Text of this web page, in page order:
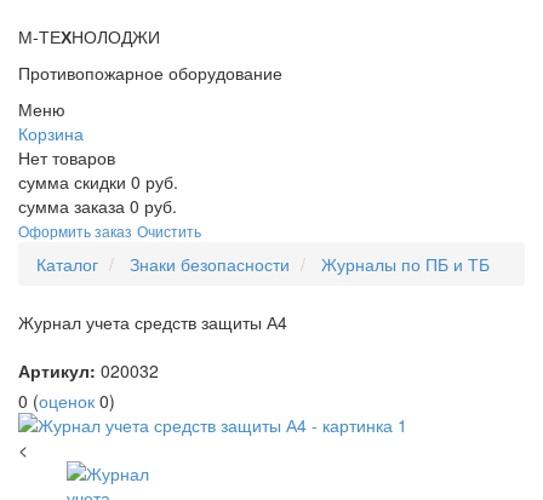
М-ТЕХНОЛОДЖИ
Противопожарное оборудование
Меню
Корзина
Нет товаров
сумма скидки 0 руб.
сумма заказа 0 руб.
Оформить заказ Очистить
Каталог Знаки безопасности Журналы по ПБ и ТБ
Журнал учета средств защиты А4
Артикул: 020032
0 (оценок 0)
<